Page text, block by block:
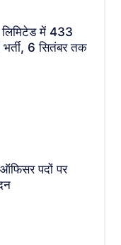
लिमिटेड में 433
6 सितंबर तक
पदों पर